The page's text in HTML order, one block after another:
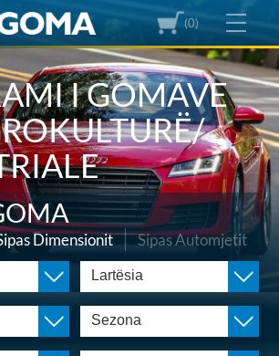
(0)
I GOMAVE
Dimensionit Sipas Automjetit
Lartësia
Sezona